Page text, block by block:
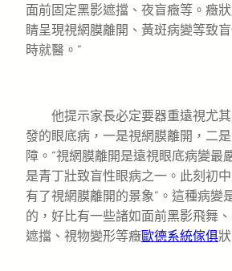
面前固定黑影遮擋、夜盲癥等。癥
睛呈現視網膜離開、黃斑病變等致
時就醫。”
他提示家長必定要器重遠視尤其
發的眼底病，一是視網膜離開，二
障。“視網膜離開是遠視眼底病變最
是青丁壯致盲性眼病之一。此刻初
有了視網膜離開的景象”。這種病變
的，好比有一些諸如面前黑影飛舞
遮擋、視物變形等癥歐德系統傢俱狀